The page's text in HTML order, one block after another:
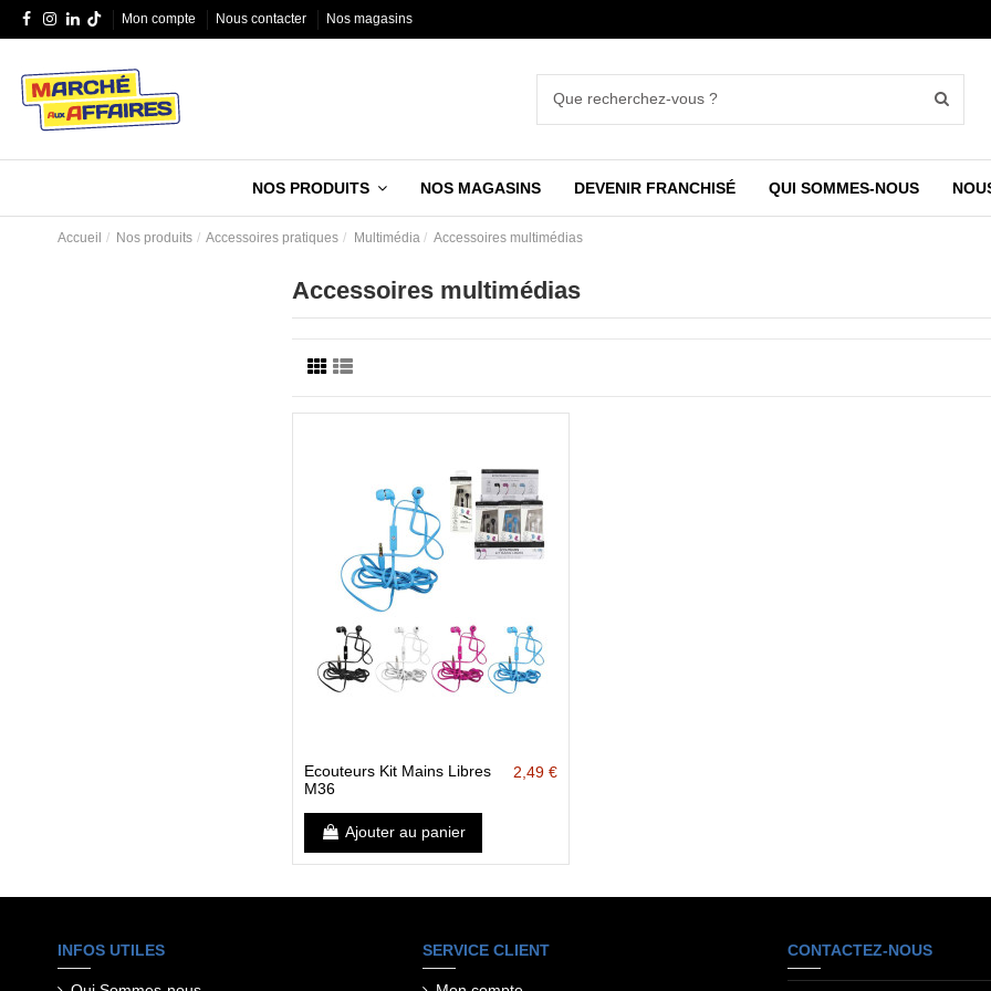
Mon compte Nous contacter Nos magasins
NOS PRODUITS NOS MAGASINS DEVENIR FRANCHISÉ QUI SOMMES-NOUS
Accueil Nos produits Accessoires pratiques Multimédia Accessoires multimédias
Accessoires multimédias
Ecouteurs Kit Mains Libres
M36
2,49 €
Ajouter au panier
INFOS UTILES SERVICE CLIENT CONTACTEZ-NOUS